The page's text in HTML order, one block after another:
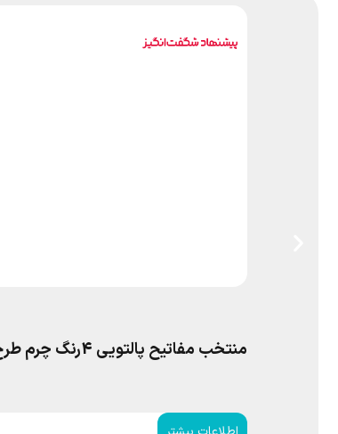
منتخب مفاتیح پالتویی 4رنگ چرم طرح طلاکوب پدرم